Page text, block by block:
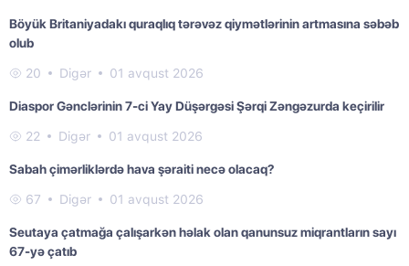
Böyük Britaniyadakı quraqlıq tərəvəz qiymətlərinin artmasına səbəb
olub
20 Digər 01 avqust 2026
Diaspor Gənclərinin 7-ci Yay Düşərgəsi Şərqi Zəngəzurda keçirilir
22 Digər 01 avqust 2026
Sabah çimərliklərdə hava şəraiti necə olacaq?
67 Digər 01 avqust 2026
Seutaya çatmağa çalışarkən həlak olan qanunsuz miqrantların sayı
67-yə çatıb